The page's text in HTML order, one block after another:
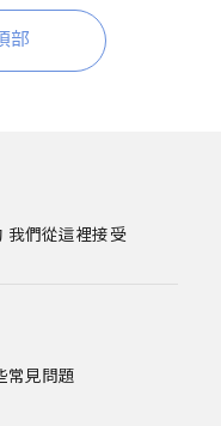
部
我們從這裡接受
常見問題